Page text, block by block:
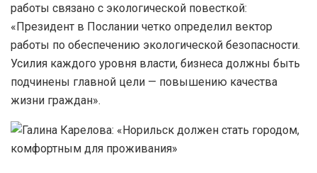
работы связано с экологической повесткой:
«Президент в Послании четко определил вектор
работы по обеспечению экологической безопасности.
Усилия каждого уровня власти, бизнеса должны быть
подчинены главной цели — повышению качества
жизни граждан».